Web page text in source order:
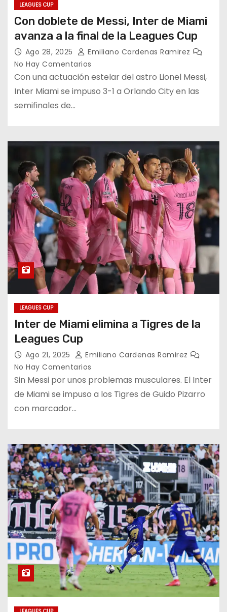
LEAGUES CUP
Con doblete de Messi, Inter de Miami
avanza a la final de la Leagues Cup
Ago 28, 2025
Emiliano Cardenas Ramirez
No Hay Comentarios
Con una actuación estelar del astro Lionel Messi,
Inter Miami se impuso 3-1 a Orlando City en las
semifinales de…
LEAGUES CUP
Inter de Miami elimina a Tigres de la
Leagues Cup
Ago 21, 2025
Emiliano Cardenas Ramirez
No Hay Comentarios
Sin Messi por unos problemas musculares. El Inter
de Miami se impuso a los Tigres de Guido Pizarro
con marcador…